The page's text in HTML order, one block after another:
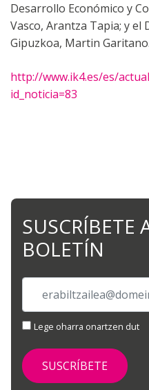
Desarrollo Económico y
Vasco, Arantza Tapia; y el
Gipuzkoa, Martin Garitano.
http://www.ik4.es/es/
id_noticia=83
SUSCRÍBETE
BOLETÍN
Lege oharra onartzen dut